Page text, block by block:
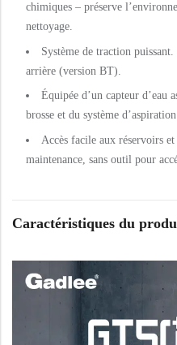
chimiques – préserve
nettoyage.
Système de traction
arrière (version BT).
Équipée d’un capteur d’eau
brosse et du système
Accès facile aux réservoirs
maintenance, sans outil pour
Caractéristiques du